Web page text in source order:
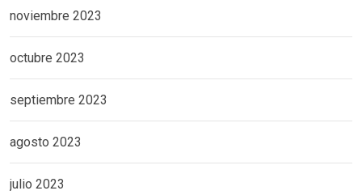
noviembre 2023
octubre 2023
septiembre 2023
agosto 2023
julio 2023